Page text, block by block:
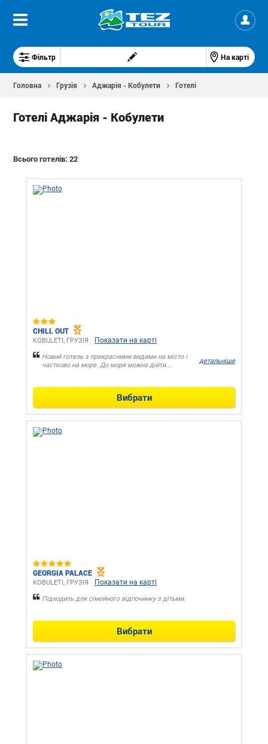
Фільтр На карті
Головна Грузія Аджарія - Кобулети Готелі
Готелі Аджарія - Кобулети
Всього готелів:22
CHILL OUT
KOBULETI, ГРУЗІЯ Показати на карті
Новий готель з прекрасними видами на місто і
частково на море. До моря можна дійти...
детальніше
Вибрати
GEORGIA PALACE
KOBULETI, ГРУЗІЯ Показати на карті
Підходить для сімейного відпочинку з дітьми.
Вибрати